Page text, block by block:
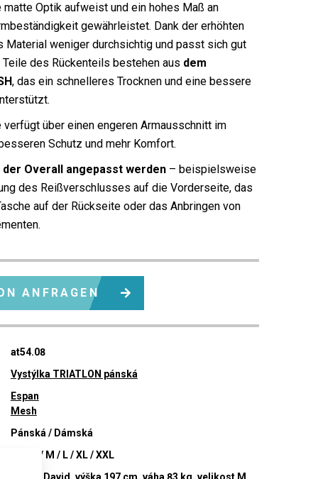
Optik aufweist und ein hohes Maß an
gewährleistet. Dank der erhöhten
Material weniger durchsichtig und passt sich gut
des Rückenteils bestehen aus dem
, das ein schnelleres Trocknen und eine bessere
verfügt über einen engeren Armausschnitt im
Schutz und mehr Komfort.
der Overall angepasst werden– beispielsweise
des Reißverschlusses auf die Vorderseite, das
auf der Rückseite oder das Anbringen von
ANFRAGEN
at54.08
Vystýlka TRIATLON pánská
Espan
Mesh
Pánská / Dámská
XS / S / M / L / XL / XXL